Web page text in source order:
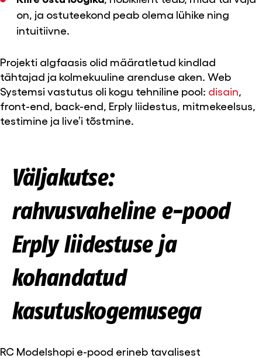
on, ja ostuteekond peab olema lühike ning
intuitiivne.
Projekti algfaasis olid määratletud kindlad
tähtajad ja kolmekuuline arenduse aken. Web
Systemsi vastutus oli kogu tehniline pool: disain
front-end, back-end, Erply liidestus, mitmekeelsus,
testimine ja live’i tõstmine.
Väljakutse:
rahvusvaheline e-pood
Erply liidestuse ja
kohandatud
kasutuskogemusega
RC Modelshopi e-pood erineb tavalisest